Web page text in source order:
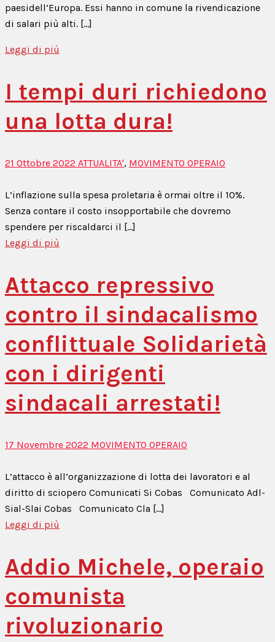
paesidell’Europa. Essi hanno in comune la rivendicazione
di salari più alti. […]
Leggi di più
I tempi duri richiedono
una lotta dura!
21 Ottobre 2022 ATTUALITA', MOVIMENTO OPERAIO
L’inflazione sulla spesa proletaria è ormai oltre il 10%.
Senza contare il costo insopportabile che dovremo
spendere per riscaldarci il [...]
Leggi di più
Attacco repressivo
contro il sindacalismo
conflittuale Solidarietà
con i dirigenti
sindacali arrestati!
17 Novembre 2022 MOVIMENTO OPERAIO
L’attacco è all’organizzazione di lotta dei lavoratori e al
diritto di sciopero Comunicati Si Cobas Comunicato Adl-
Sial-Slai Cobas Comunicato Cla [...]
Leggi di più
Addio Michele, operaio
comunista
rivoluzionario